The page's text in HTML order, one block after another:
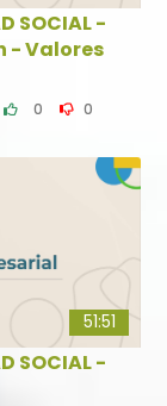
SOCIAL -
- Valores
0 0
51:51
SOCIAL -